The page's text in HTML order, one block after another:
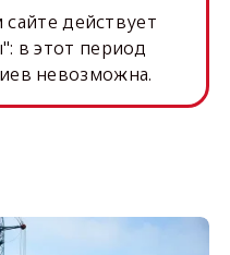
действует
в этот период
невозможна.